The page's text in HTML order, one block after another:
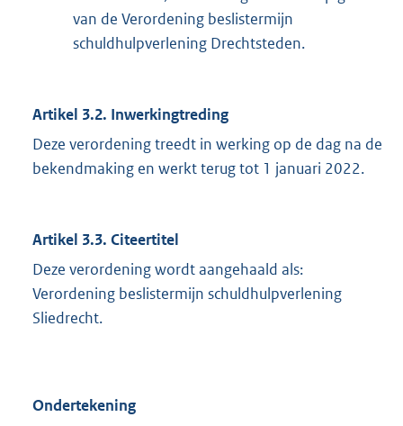
van de Verordening beslistermijn
schuldhulpverlening Drechtsteden.
Artikel 3.2. Inwerkingtreding
Deze verordening treedt in werking op de dag na de
bekendmaking en werkt terug tot 1 januari 2022.
Artikel 3.3. Citeertitel
Deze verordening wordt aangehaald als:
Verordening beslistermijn schuldhulpverlening
Sliedrecht.
Ondertekening